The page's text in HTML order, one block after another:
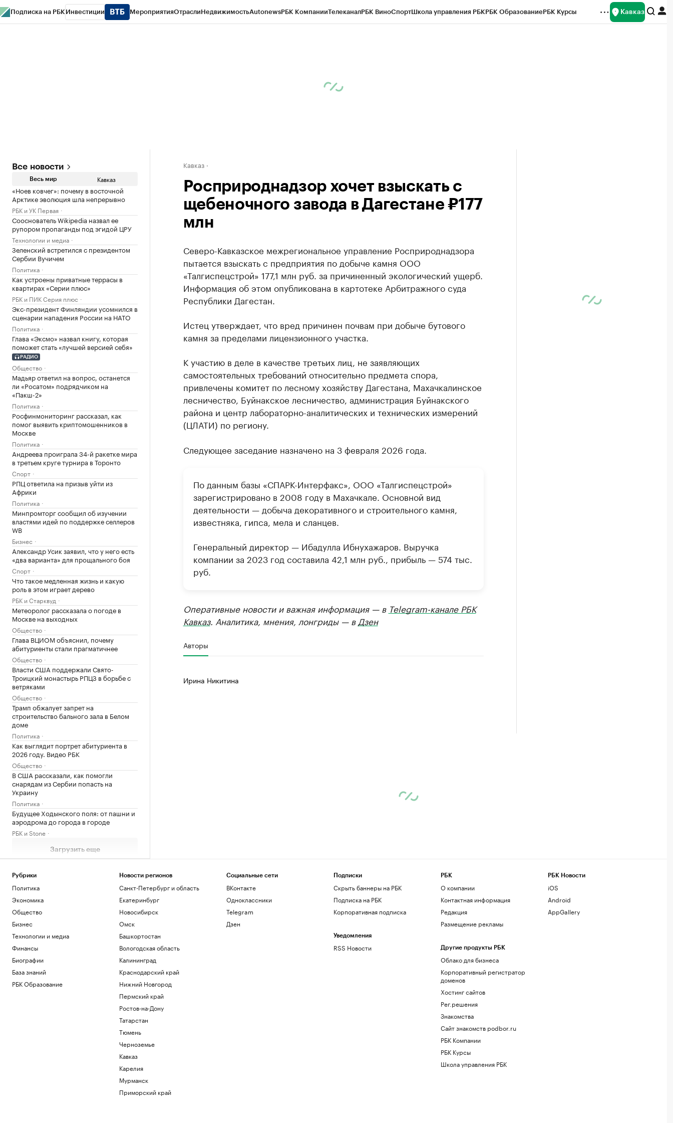
Подписка на РБК Инвестиции МероприятияОтраслиНедвижимостьAutonewsРБК КомпанииТелеканалРБК ВиноСпортШкола управления РБКРБК ОбразованиеРБК Курсы Кавказ
Все новости
Весь мир Кавказ
«Ноев ковчег»: почему в восточной
Арктике эволюция шла непрерывно
РБК и УК Первая
Сооснователь Wikipedia назвал ее
рупором пропаганды под эгидой ЦРУ
Технологии и медиа
Зеленский встретился с президентом
Сербии Вучичем
Политика
Как устроены приватные террасы в
квартирах «Серии плюс»
РБК и ПИК Серия плюс
Экс-президент Финляндии усомнился в
сценарии нападения России на НАТО
Политика
Глава «Эксмо» назвал книгу, которая
поможет стать «лучшей версией себя»
РАДИО
Общество
Мадьяр ответил на вопрос, останется
ли «Росатом» подрядчиком на
«Пакш-2»
Политика
Росфинмониторинг рассказал, как
помог выявить криптомошенников в
Москве
Политика
Андреева проиграла 34-й ракетке мира
в третьем круге турнира в Торонто
Спорт
РПЦ ответила на призыв уйти из
Африки
Политика
Минпромторг сообщил об изучении
властями идей по поддержке селлеров
WB
Бизнес
Александр Усик заявил, что у него есть
«два варианта» для прощального боя
Спорт
Что такое медленная жизнь и какую
роль в этом играет дерево
РБК и Старквуд
Метеоролог рассказала о погоде в
Москве на выходных
Общество
Глава ВЦИОМ объяснил, почему
абитуриенты стали прагматичнее
Общество
Власти США поддержали Свято-
Троицкий монастырь РПЦЗ в борьбе с
ветряками
Общество
Трамп обжалует запрет на
строительство бального зала в Белом
доме
Политика
Как выглядит портрет абитуриента в
2026 году. Видео РБК
Общество
В США рассказали, как помогли
снарядам из Сербии попасть на
Украину
Политика
Будущее Ходынского поля: от пашни и
аэродрома до города в городе
РБК и Stone
Загрузить еще
Кавказ
Росприроднадзор хочет взыскать с
щебеночного завода в Дагестане ₽177
млн
Северо-Кавказское межрегиональное управление Росприроднадзора
пытается взыскать с предприятия по добыче камня ООО
«Талгиспецстрой» 177,1 млн руб. за причиненный экологический ущерб.
Информация об этом опубликована в картотеке Арбитражного суда
Республики Дагестан.
Истец утверждает, что вред причинен почвам при добыче бутового
камня за пределами лицензионного участка.
К участию в деле в качестве третьих лиц, не заявляющих
самостоятельных требований относительно предмета спора,
привлечены комитет по лесному хозяйству Дагестана, Махачкалинское
лесничество, Буйнакское лесничество, администрация Буйнакского
района и центр лабораторно-аналитических и технических измерений
(ЦЛАТИ) по региону.
Следующее заседание назначено на 3 февраля 2026 года.
По данным базы «СПАРК-Интерфакс», ООО «Талгиспецстрой»
зарегистрировано в 2008 году в Махачкале. Основной вид
деятельности — добыча декоративного и строительного камня,
известняка, гипса, мела и сланцев.
Генеральный директор — Ибадулла Ибнухажаров. Выручка
компании за 2023 год составила 42,1 млн руб., прибыль — 574 тыс.
руб.
Оперативные новости и важная информация — в Telegram-канале РБК
Кавказ. Аналитика, мнения, лонгриды — в Дзен
Авторы
Ирина Никитина
Рубрики
Политика
Экономика
Общество
Бизнес
Технологии и медиа
Финансы
Биографии
База знаний
РБК Образование
Новости регионов
Санкт-Петербург и область
Екатеринбург
Новосибирск
Омск
Башкортостан
Вологодская область
Калининград
Краснодарский край
Нижний Новгород
Пермский край
Ростов-на-Дону
Татарстан
Тюмень
Черноземье
Кавказ
Карелия
Мурманск
Приморский край
Социальные сети
ВКонтакте
Одноклассники
Telegram
Дзен
Подписки
Скрыть баннеры на РБК
Подписка на РБК
Корпоративная подписка
Уведомления
RSS Новости
РБК
О компании
Контактная информация
Редакция
Размещение рекламы
Другие продукты РБК
Облако для бизнеса
Корпоративный регистратор
доменов
Хостинг сайтов
Рег.решения
Знакомства
Сайт знакомств podbor.ru
РБК Компании
РБК Курсы
Школа управления РБК
РБК Новости
iOS
Android
AppGallery